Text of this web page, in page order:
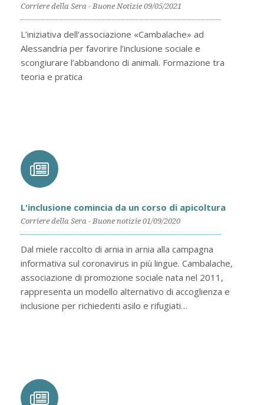
Corriere della Sera - Buone Notizie 09/05/2021
L’iniziativa dell’associazione «Cambalache» ad
Alessandria per favorire l’inclusione sociale e
scongiurare l’abbandono di animali. Formazione tra
teoria e pratica
L'inclusione comincia da un corso di apicoltura
Corriere della Sera - Buone notizie 01/09/2020
Dal miele raccolto di arnia in arnia alla campagna
informativa sul coronavirus in più lingue. Cambalache,
associazione di promozione sociale nata nel 2011,
rappresenta un modello alternativo di accoglienza e
inclusione per richiedenti asilo e rifugiati…